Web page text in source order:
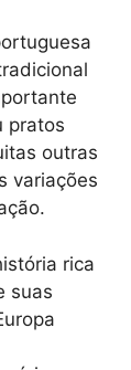
pratos
outras
variações
rica
suas